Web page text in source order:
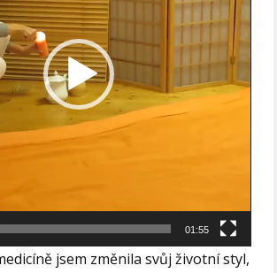
01:55
jsem změnila svůj životní styl,